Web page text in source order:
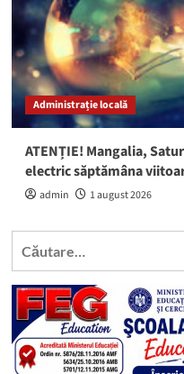
Administrație locală
ATENȚIE! Mangalia,
electric săptămâna
admin 1 august 2026
Caută